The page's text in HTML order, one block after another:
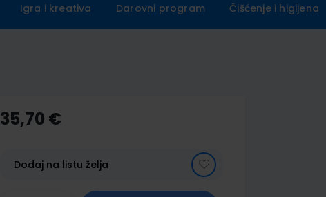
Igra i kreativa Darovni program Čišćenje i higijena
35,70 €
Dodaj na listu želja